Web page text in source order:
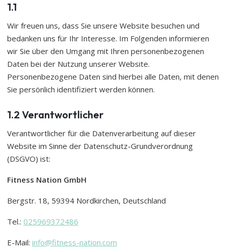
1.1
Wir freuen uns, dass Sie unsere Website besuchen und
bedanken uns für Ihr Interesse. Im Folgenden informieren
wir Sie über den Umgang mit Ihren personenbezogenen
Daten bei der Nutzung unserer Website.
Personenbezogene Daten sind hierbei alle Daten, mit denen
Sie persönlich identifiziert werden können.
1.2 Verantwortlicher
Verantwortlicher für die Datenverarbeitung auf dieser
Website im Sinne der Datenschutz-Grundverordnung
(DSGVO) ist:
Fitness Nation GmbH
Bergstr. 18, 59394 Nordkirchen, Deutschland
Tel.: 025969372486
E-Mail: info@fitness-nation.com